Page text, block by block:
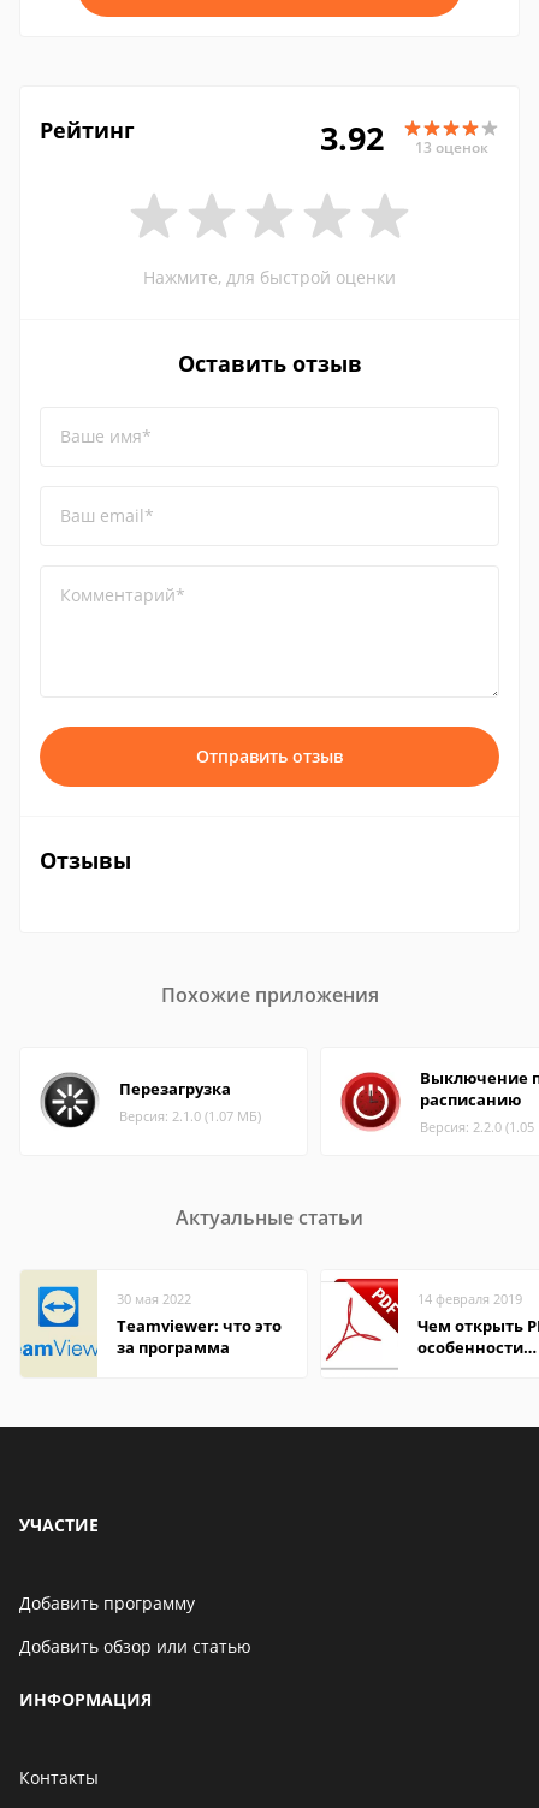
Рейтинг 3.92 13 оценок
Нажмите, для быстрой оценки
Оставить отзыв
Ваше имя*
Ваш email*
Комментарий*
Отправить отзыв
Отзывы
Похожие приложения
Перезагрузка
Версия: 2.1.0 (1.07 МБ)
Выключение
расписанию
Версия: 2.2.0
Актуальные статьи
30 мая 2022
Teamviewer: что это
за программа
14 февраля 2019
Чем открыть
особенности
УЧАСТИЕ
Добавить программу
Добавить обзор или статью
ИНФОРМАЦИЯ
Контакты